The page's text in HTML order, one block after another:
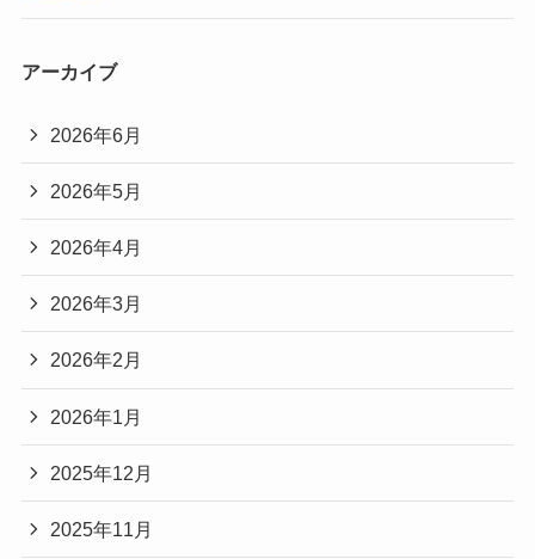
アーカイブ
2026年6月
2026年5月
2026年4月
2026年3月
2026年2月
2026年1月
2025年12月
2025年11月